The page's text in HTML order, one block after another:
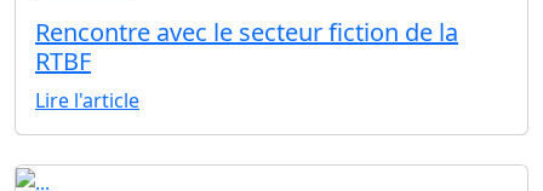
Rencontre avec le secteur fiction de la
RTBF
Lire l'article